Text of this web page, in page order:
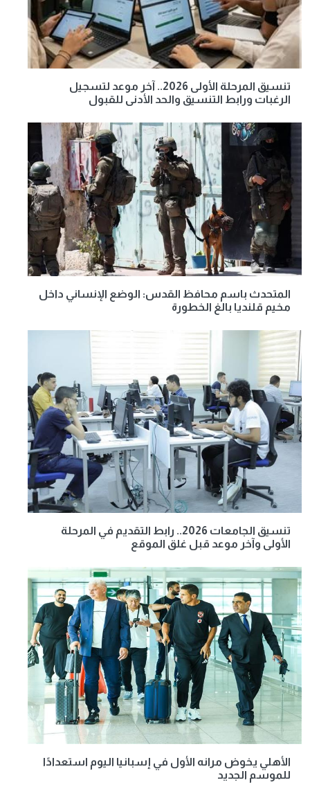
تنسيق المرحلة الأولى 2026.. آخر موعد لتسجيل
الرغبات ورابط التنسيق والحد الأدنى للقبول
المتحدث باسم محافظ القدس: الوضع الإنساني داخل
مخيم قلنديا بالغ الخطورة
تنسيق الجامعات 2026.. رابط التقديم في المرحلة
الأولى وآخر موعد قبل غلق الموقع
الأهلي يخوض مرانه الأول في إسبانيا اليوم استعدادًا
للموسم الجديد